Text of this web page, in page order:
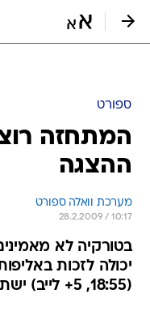
ספורט
המתחזה
ההצגה
מערכת וואלה ספורט
28.2.2009 / 10:17
בטורקיה לא
יכולה לזכות
(18:55, 5+ לייב) ישתיק את המבקרים